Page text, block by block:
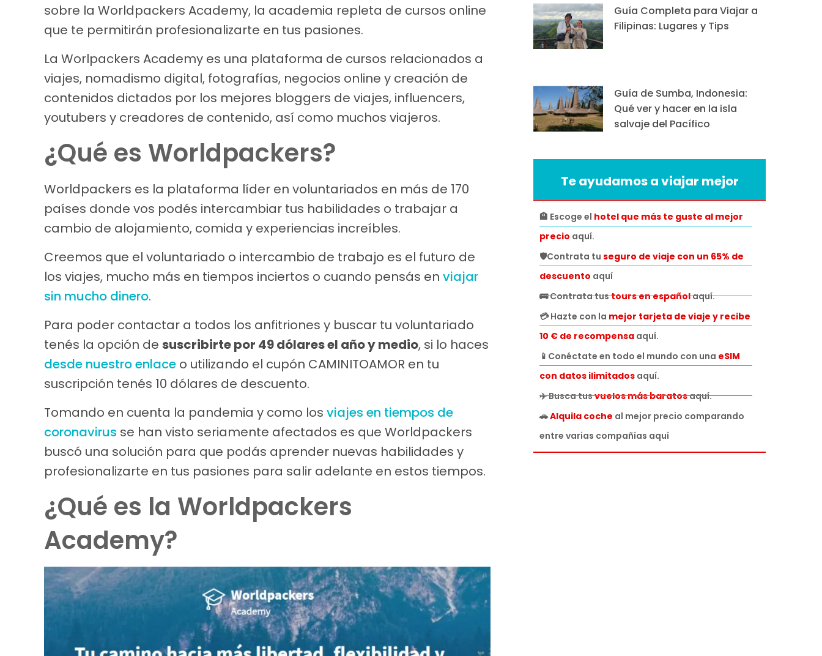
sobre la Worldpackers Academy, la academia repleta de cursos online
que te permitirán profesionalizarte en tus pasiones.
La Worlpackers Academy es una plataforma de cursos relacionados a
viajes, nomadismo digital, fotografías, negocios online y creación de
contenidos dictados por los mejores bloggers de viajes, influencers,
youtubers y creadores de contenido, así como muchos viajeros.
¿Qué es Worldpackers?
Worldpackers es la plataforma líder en voluntariados en más de 170
países donde vos podés intercambiar tus habilidades o trabajar a
cambio de alojamiento, comida y experiencias increíbles.
Creemos que el voluntariado o intercambio de trabajo es el futuro de
los viajes, mucho más en tiempos inciertos o cuando pensás en viajar
sin mucho dinero.
Para poder contactar a todos los anfitriones y buscar tu voluntariado
tenés la opción de suscribirte por 49 dólares el año y medio, si lo haces
desde nuestro enlace o utilizando el cupón CAMINITOAMOR en tu
suscripción tenés 10 dólares de descuento.
Tomando en cuenta la pandemia y como los viajes en tiempos de
coronavirus se han visto seriamente afectados es que Worldpackers
buscó una solución para que podás aprender nuevas habilidades y
profesionalizarte en tus pasiones para salir adelante en estos tiempos.
¿Qué es la Worldpackers
Academy?
Guía Completa para Viajar a
Filipinas: Lugares y Tips
Guía de Sumba, Indonesia:
Qué ver y hacer en la isla
salvaje del Pacífico
Te ayudamos a viajar mejor
🏨 Escoge el hotel que más te guste al mejor
precio aquí.
🛡️Contrata tu seguro de viaje con un 65% de
descuento aquí
🚌 Contrata tustours en españolaquí.
💳 Hazte con la mejor tarjeta de viaje y recibe
10 € de recompensa aquí.
📱Conéctate en todo el mundo con una eSIM
con datos ilimitados aquí.
✈️ Busca tusvuelos más baratosaquí.
🚗Alquila coche al mejor precio comparando
entre varias compañías aquí